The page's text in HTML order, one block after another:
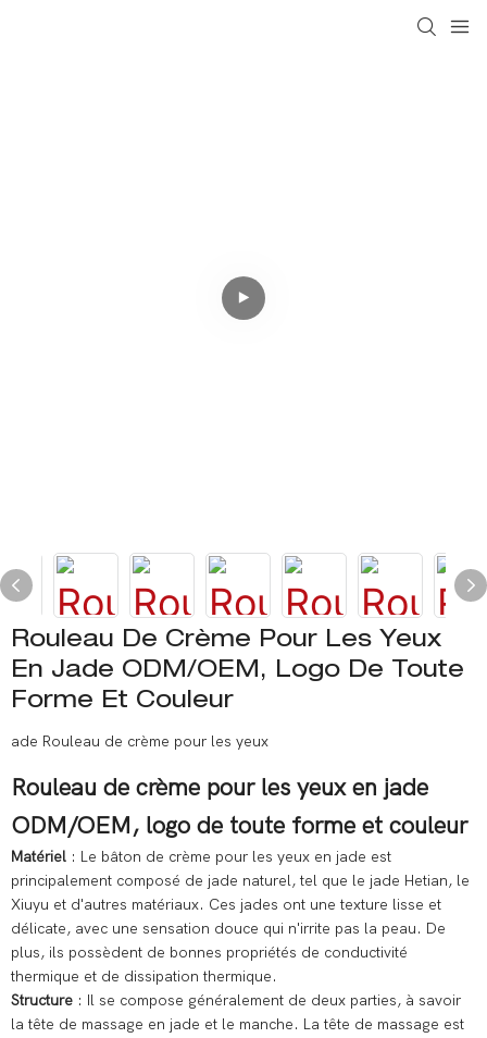
Rouleau De Crème Pour Les Yeux
En Jade ODM/OEM, Logo De Toute
Forme Et Couleur
ade Rouleau de crème pour les yeux
Rouleau de crème pour les yeux en jade
ODM/OEM, logo de toute forme et couleur
Matériel : Le bâton de crème pour les yeux en jade est
principalement composé de jade naturel, tel que le jade Hetian, le
Xiuyu et d'autres matériaux. Ces jades ont une texture lisse et
délicate, avec une sensation douce qui n'irrite pas la peau. De
plus, ils possèdent de bonnes propriétés de conductivité
thermique et de dissipation thermique.
Structure : Il se compose généralement de deux parties, à savoir
la tête de massage en jade et le manche. La tête de massage est